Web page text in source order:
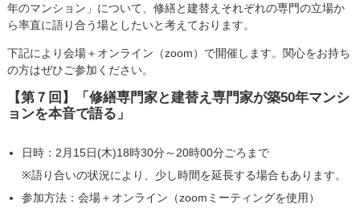
年のマンション」について、修繕と建替えそれぞれの専門の立場か
ら率直に語り合う場としたいと考えております。
下記により会場＋オンライン（zoom）で開催します。関心をお持ち
の方はぜひご参加ください。
【第７回】「修繕専門家と建替え専門家が築50年マンシ
ョンを本音で語る」
日時：2月15日(木)18時30分～20時00分ごろまで
※語り合いの状況により、少し時間を延長する場合もあります。
参加方法：会場＋オンライン（zoomミーティングを使用）